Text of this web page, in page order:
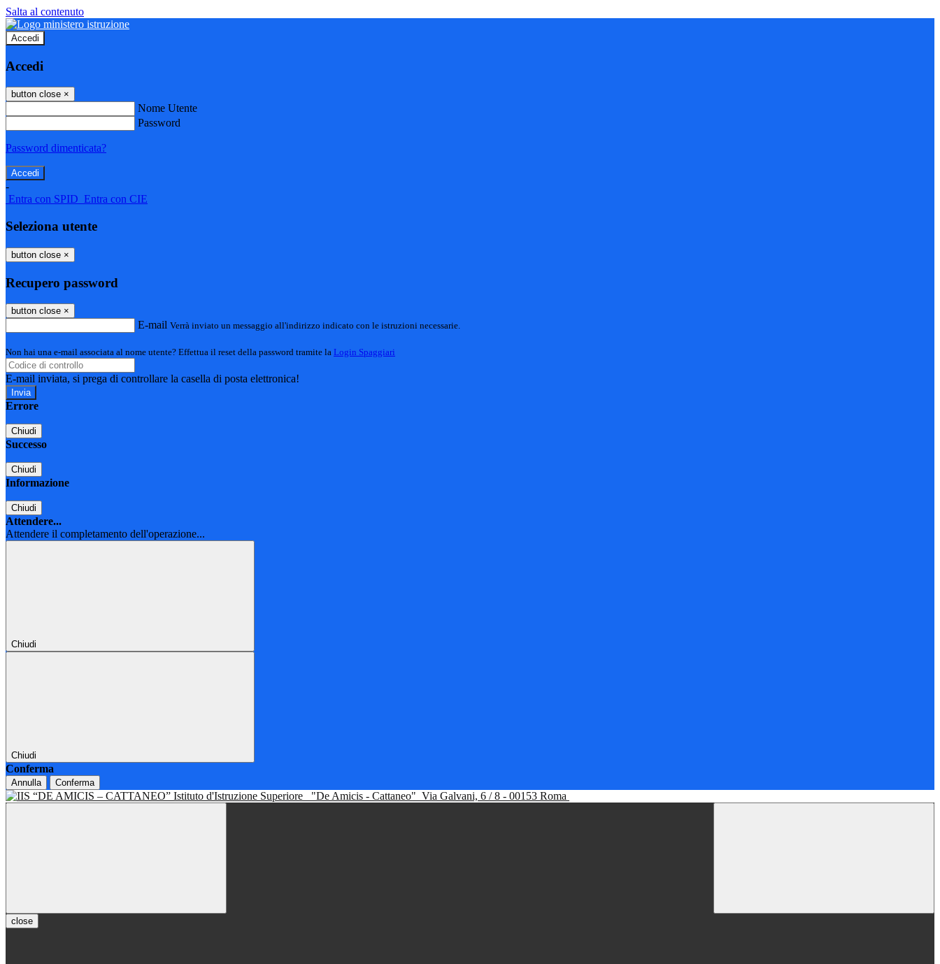
Salta al contenuto
Accedi
Accedi
button close ×
Nome Utente
Password
Password dimenticata?
-
Entra con SPID Entra con CIE
Seleziona utente
button close ×
Recupero password
button close ×
E-mail Verrà inviato un messaggio all'indirizzo indicato con le istruzioni necessarie.
Non hai una e-mail associata al nome utente? Effettua il reset della password tramite la Login Spaggiari
E-mail inviata, si prega di controllare la casella di posta elettronica!
Errore
Chiudi
Successo
Chiudi
Informazione
Chiudi
Attendere...
Attendere il completamento dell'operazione...
Chiudi
Chiudi
Conferma
Annulla Conferma
Istituto d'Istruzione Superiore "De Amicis - Cattaneo" Via Galvani, 6 / 8 - 00153 Roma
close